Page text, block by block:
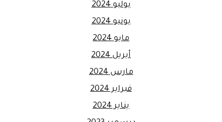
يوليو 2024
يونيو 2024
مايو 2024
أبريل 2024
مارس 2024
فبراير 2024
يناير 2024